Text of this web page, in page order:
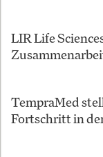
LIR Life
TempraMed
Fortschritt in